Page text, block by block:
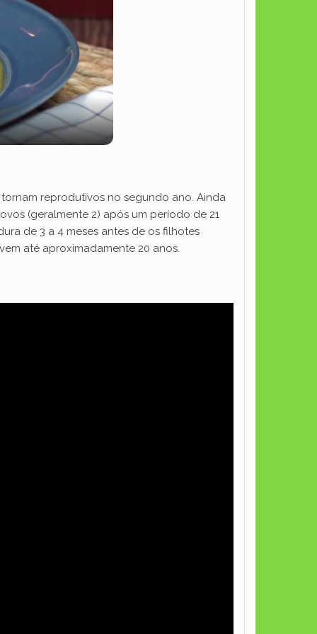
reprodutivos no segundo ano. Ainda
(geralmente 2) após um período de 21
de 3 a 4 meses antes de os filhotes
até aproximadamente 20 anos.